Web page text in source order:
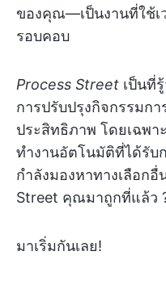
ของคุณ—เป็นงานที่ใช้เ
รอบคอบ
Process Street เป็นที่
การปรับปรุงกิจกรรมก
ประสิทธิภาพ โดยเฉพา
ทำงานอัตโนมัติที่ได้รับ
กำลังมองหาทางเลือก
Street คุณมาถูกที่แล้ว
มาเริ่มกันเลย!